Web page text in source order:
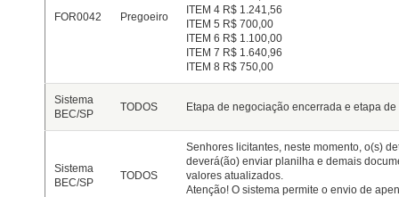
FOR0042 Pregoeiro
ITEM 4 R$ 1.241,56
ITEM 5 R$ 700,00
ITEM 6 R$ 1.100,00
ITEM 7 R$ 1.640,96
ITEM 8 R$ 750,00
Sistema
BEC/SP
TODOS Etapa de negociação encerrada e etapa
Sistema
BEC/SP
TODOS
Senhores licitantes, neste momento, o(s)
deverá(ão) enviar planilha e demais
valores atualizados.
Atenção! O sistema permite o envio de